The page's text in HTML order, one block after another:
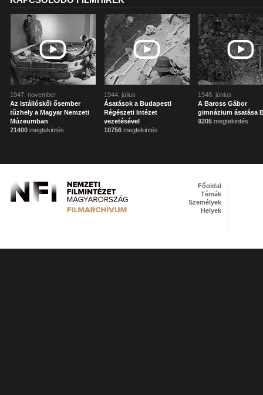
1947. november
Az istállóskői ősember
tűzhely a Magyar Nemzeti
Múzeumban
21400 megtekintés
1944. július
Ásatások a Budapesti
Régészeti Intézet
vezetésével
10756 megtekintés
1948. június
A Baross Gábor
gimnázium ásatása
9205 megtekintés
Főoldal
Témák
Személyek
Helyek